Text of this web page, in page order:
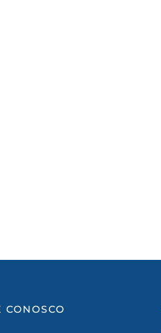
CONOSCO